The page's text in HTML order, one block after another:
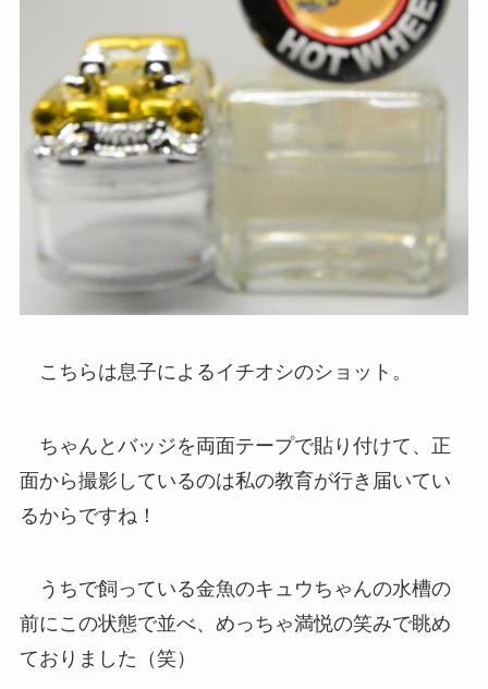
こちらは息子によるイチオシのショット。
ちゃんとバッジを両面テープで貼り付けて、正
面から撮影しているのは私の教育が行き届いてい
るからですね！
うちで飼っている金魚のキュウちゃんの水槽の
前にこの状態で並べ、めっちゃ満悦の笑みで眺め
ておりました（笑）